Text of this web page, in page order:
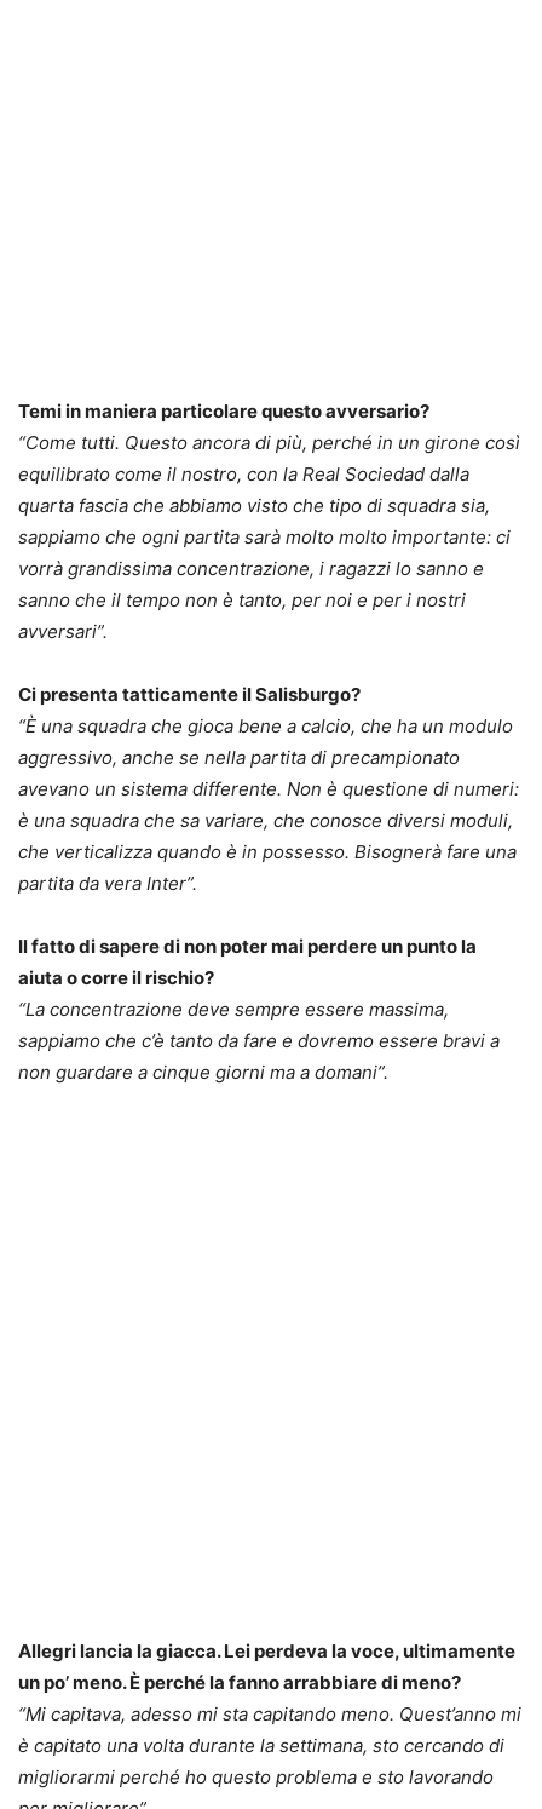
Temi in maniera particolare questo avversario?
“Come tutti. Questo ancora di più, perché in un girone così
equilibrato come il nostro, con la Real Sociedad dalla
quarta fascia che abbiamo visto che tipo di squadra sia,
sappiamo che ogni partita sarà molto molto importante: ci
vorrà grandissima concentrazione, i ragazzi lo sanno e
sanno che il tempo non è tanto, per noi e per i nostri
avversari”.
Ci presenta tatticamente il Salisburgo?
“È una squadra che gioca bene a calcio, che ha un modulo
aggressivo, anche se nella partita di precampionato
avevano un sistema differente. Non è questione di numeri:
è una squadra che sa variare, che conosce diversi moduli,
che verticalizza quando è in possesso. Bisognerà fare una
partita da vera Inter”.
Il fatto di sapere di non poter mai perdere un punto la
aiuta o corre il rischio?
“La concentrazione deve sempre essere massima,
sappiamo che c’è tanto da fare e dovremo essere bravi a
non guardare a cinque giorni ma a domani”.
Allegri lancia la giacca. Lei perdeva la voce, ultimamente
un po’ meno. È perché la fanno arrabbiare di meno?
“Mi capitava, adesso mi sta capitando meno. Quest’anno mi
è capitato una volta durante la settimana, sto cercando di
migliorarmi perché ho questo problema e sto lavorando